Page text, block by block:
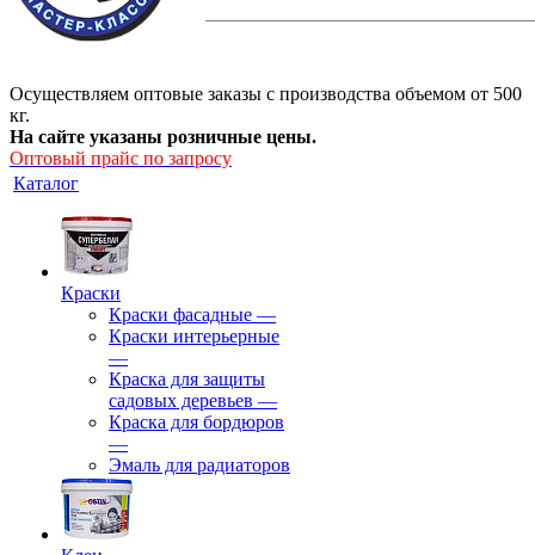
Осуществляем оптовые заказы с производства объемом от 500
кг.
На сайте указаны розничные цены.
Оптовый прайс по запросу
Каталог
Краски
Краски фасадные —
Краски интерьерные
—
Краска для защиты
садовых деревьев —
⁠Краска для бордюров
—
Эмаль для радиаторов